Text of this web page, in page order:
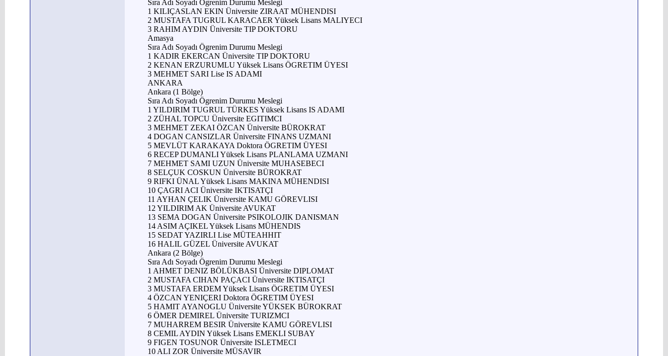
Sıra Adı Soyadı Ögrenim Durumu Meslegi
1 KILIÇASLAN EKIN Üniversite ZIRAAT MÜHENDISI
2 MUSTAFA TUGRUL KARACAER Yüksek Lisans MALIYECI
3 RAHIM AYDIN Üniversite TIP DOKTORU
Amasya
Sıra Adı Soyadı Ögrenim Durumu Meslegi
1 KADIR EKERCAN Üniversite TIP DOKTORU
2 KENAN ERZURUMLU Yüksek Lisans ÖGRETIM ÜYESI
3 MEHMET SARI Lise IS ADAMI
ANKARA
Ankara (1 Bölge)
Sıra Adı Soyadı Ögrenim Durumu Meslegi
1 YILDIRIM TUGRUL TÜRKES Yüksek Lisans IS ADAMI
2 ZÜHAL TOPCU Üniversite EGITIMCI
3 MEHMET ZEKAI ÖZCAN Üniversite BÜROKRAT
4 DOGAN CANSIZLAR Üniversite FINANS UZMANI
5 MEVLÜT KARAKAYA Doktora ÖGRETIM ÜYESI
6 RECEP DUMANLI Yüksek Lisans PLANLAMA UZMANI
7 MEHMET SAMI UZUN Üniversite MUHASEBECI
8 SELÇUK COSKUN Üniversite BÜROKRAT
9 RIFKI ÜNAL Yüksek Lisans MAKINA MÜHENDISI
10 ÇAGRI ACI Üniversite IKTISATÇI
11 AYHAN ÇELIK Üniversite KAMU GÖREVLISI
12 YILDIRIM AK Üniversite AVUKAT
13 SEMA DOGAN Üniversite PSIKOLOJIK DANISMAN
14 ASIM AÇIKEL Yüksek Lisans MÜHENDIS
15 SEDAT YAZIRLI Lise MÜTEAHHIT
16 HALIL GÜZEL Üniversite AVUKAT
Ankara (2 Bölge)
Sıra Adı Soyadı Ögrenim Durumu Meslegi
1 AHMET DENIZ BÖLÜKBASI Üniversite DIPLOMAT
2 MUSTAFA CIHAN PAÇACI Üniversite IKTISATÇI
3 MUSTAFA ERDEM Yüksek Lisans ÖGRETIM ÜYESI
4 ÖZCAN YENIÇERI Doktora ÖGRETIM ÜYESI
5 HAMIT AYANOGLU Üniversite YÜKSEK BÜROKRAT
6 ÖMER DEMIREL Üniversite TURIZMCI
7 MUHARREM BESIR Üniversite KAMU GÖREVLISI
8 CEMIL AYDIN Yüksek Lisans EMEKLI SUBAY
9 FIGEN TOSUNOR Üniversite ISLETMECI
10 ALI ZOR Üniversite MÜSAVIR